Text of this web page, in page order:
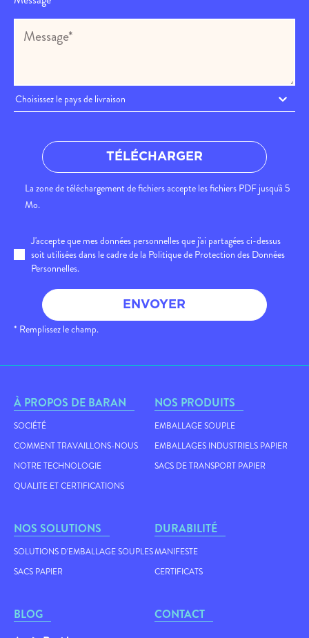
Choisissez le pays de livraison
TÉLÉCHARGER
La zone de téléchargement de fichiers accepte les fichiers PDF jusqu'à 5
Mo.
J'accepte que mes données personnelles que j'ai partagées ci-dessus
soit utilisées dans le cadre de la Politique de Protection des Données
Personnelles.
ENVOYER
* Remplissez le champ.
À PROPOS DE BARAN
SOCIÉTÉ
COMMENT TRAVAILLONS-NOUS
NOTRE TECHNOLOGIE
QUALITE ET CERTIFICATIONS
NOS PRODUITS
EMBALLAGE SOUPLE
EMBALLAGES INDUSTRIELS PAPIER
SACS DE TRANSPORT PAPIER
NOS SOLUTIONS
SOLUTIONS D'EMBALLAGE SOUPLES
SACS PAPIER
DURABILITÉ
MANIFESTE
CERTIFICATS
BLOG
CONTACT